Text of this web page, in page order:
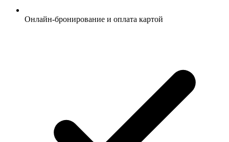
Онлайн-бронирование и оплата картой